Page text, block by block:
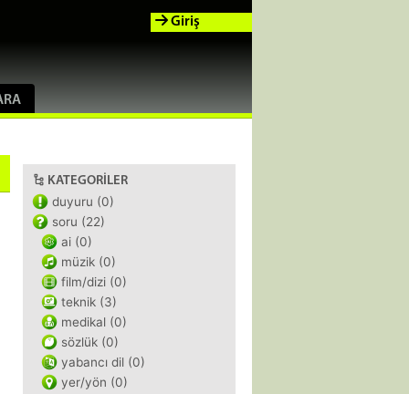
Giriş
KATEGORILER
duyuru (0)
soru (22)
ai (0)
müzik (0)
film/dizi (0)
teknik (3)
medikal (0)
sözlük (0)
yabancı dil (0)
yer/yön (0)